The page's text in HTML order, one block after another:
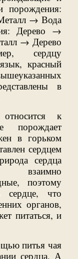
порождения:
→ Вода
Дерево →
→ Дерево
сердцу
красный
в
к
порождает
в горьком
сердцем
сердца
взаимно
поэтому
сердце, что
органов,
питаться, и
питья чая
сердца. А